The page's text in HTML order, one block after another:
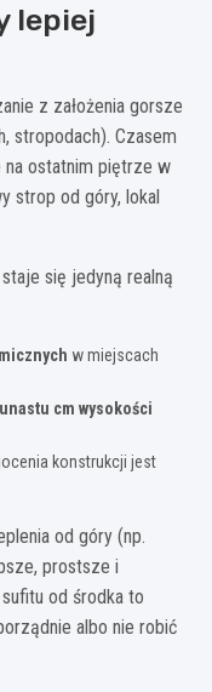
lepiej
z założenia gorsze
stropodach). Czasem
na ostatnim piętrze w
strop od góry, lokal
się jedyną realną
w miejscach
cm wysokości
konstrukcji jest
od góry (np.
prostsze i
od środka to
albo nie robić